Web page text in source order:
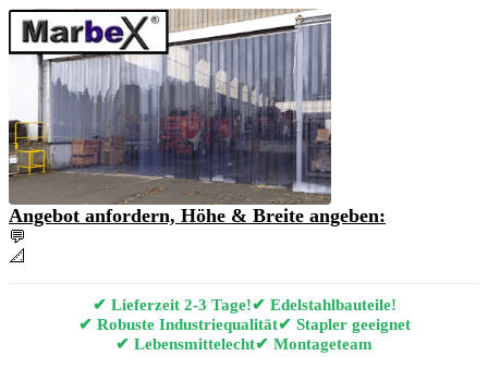
Angebot anfordern, Höhe & Breite angeben:
💬
📐
✔ Lieferzeit 2-3 Tage!✔ Edelstahlbauteile!
✔ Robuste Industriequalität✔ Stapler geeignet
✔ Lebensmittelecht✔ Montageteam